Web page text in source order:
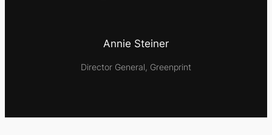
Annie Steiner
Director General, Greenprint